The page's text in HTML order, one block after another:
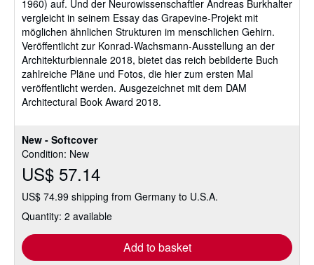
New - Softcover
Condition: New
US$ 57.14
US$ 74.99 shipping from Germany to U.S.A.
Quantity: 2 available
Add to basket
1960) auf. Und der Neurowissenschaftler Andreas Burkhalter
vergleicht in seinem Essay das Grapevine-Projekt mit
möglichen ähnlichen Strukturen im menschlichen Gehirn.
Veröffentlicht zur Konrad-Wachsmann-Ausstellung an der
Architekturbiennale 2018, bietet das reich bebilderte Buch
zahlreiche Pläne und Fotos, die hier zum ersten Mal
veröffentlicht werden. Ausgezeichnet mit dem DAM
Architectural Book Award 2018.